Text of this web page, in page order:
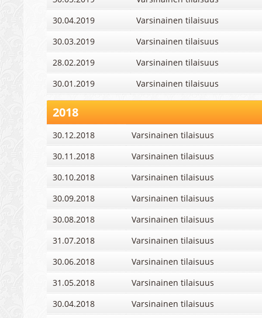
30.04.2019
Varsinainen tilaisuus
30.03.2019
Varsinainen tilaisuus
28.02.2019
Varsinainen tilaisuus
30.01.2019
Varsinainen tilaisuus
2018
30.12.2018
Varsinainen tilaisuus
30.11.2018
Varsinainen tilaisuus
30.10.2018
Varsinainen tilaisuus
30.09.2018
Varsinainen tilaisuus
30.08.2018
Varsinainen tilaisuus
31.07.2018
Varsinainen tilaisuus
30.06.2018
Varsinainen tilaisuus
31.05.2018
Varsinainen tilaisuus
30.04.2018
Varsinainen tilaisuus